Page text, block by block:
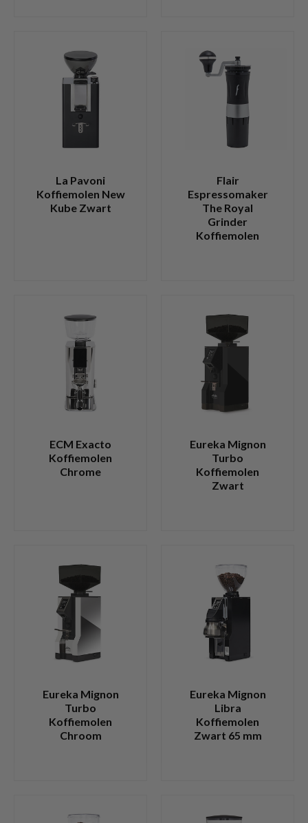
La Pavoni
Koffiemolen New
Kube Zwart
Flair
Espressomaker
The Royal
Grinder
Koffiemolen
ECM Exacto
Koffiemolen
Chrome
Eureka Mignon
Turbo
Koffiemolen
Zwart
Eureka Mignon
Turbo
Koffiemolen
Chroom
Eureka Mignon
Libra
Koffiemolen
Zwart 65 mm